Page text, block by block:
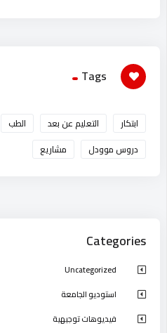
Tags
ابتكار التعليم عن بعد الطب
دروس موودل
مشاريع
Categories
Uncategorized
استوديو الجامعة
فيديوهات توجيهية